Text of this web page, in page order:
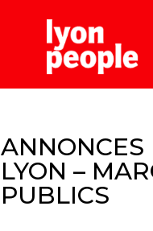
ANNONCES
LYON –
PUBLICS